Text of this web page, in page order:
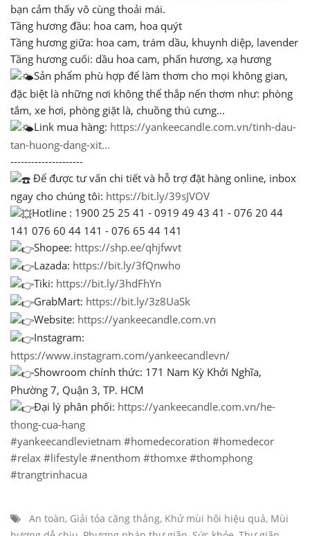
bạn cảm thấy vô cùng thoải mái.
Tầng hương đầu: hoa cam, hoa quýt
Tầng hương giữa: hoa cam, trám dầu, khuynh diệp, lavender
Tầng hương cuối: dầu hoa cam, phấn hương, xạ hương
Sản phẩm phù hợp để làm thơm cho mọi không gian,
đặc biệt là những nơi không thể thắp nến thơm như: phòng
tắm, xe hơi, phòng giặt là, chuồng thú cưng...
Link mua hàng: https://yankeecandle.com.vn/tinh-dau-
tan-huong-dang-xit...
---------------------
Để được tư vấn chi tiết và hỗ trợ đặt hàng online, inbox
ngay cho chúng tôi: https://bit.ly/39sJVOV
Hotline : 1900 25 25 41 - 0919 49 43 41 - 076 20 44
141 076 60 44 141 - 076 65 44 141
Shopee: https://shp.ee/qhjfwvt
Lazada: https://bit.ly/3fQnwho
Tiki: https://bit.ly/3hdFhYn
GrabMart: https://bit.ly/3z8UaSk
Website: https://yankeecandle.com.vn
Instagram:
https://www.instagram.com/yankeecandlevn/
Showroom chính thức: 171 Nam Kỳ Khởi Nghĩa,
Phường 7, Quận 3, TP. HCM
Đại lý phân phối: https://yankeecandle.com.vn/he-
thong-cua-hang
#yankeecandlevietnam #homedecoration #homedecor
#relax #lifestyle #nenthom #thomxe #thomphong
#trangtrinhacua
An toàn, Giải tỏa căng thẳng, Khử mùi hôi hiệu quả, Mùi